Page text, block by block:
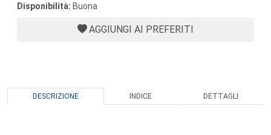
Disponibilità: Buona
AGGIUNGI AI PREFERITI
DESCRIZIONE INDICE DETTAGLI